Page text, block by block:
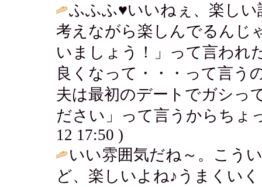
ふふふ♥いいねぇ、楽し
考えながら楽しんでるんじ
いましょう！」って言われ
良くなって・・・って言う
夫は最初のデートでガシっ
ださい」って言うからちょ
12 17:50 )
いい雰囲気だね～。こう
ど、楽しいよね♪うまくい